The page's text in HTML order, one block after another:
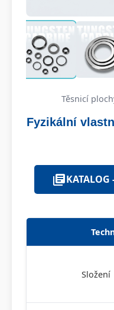
Těsnicí
Fyzikální
Složení